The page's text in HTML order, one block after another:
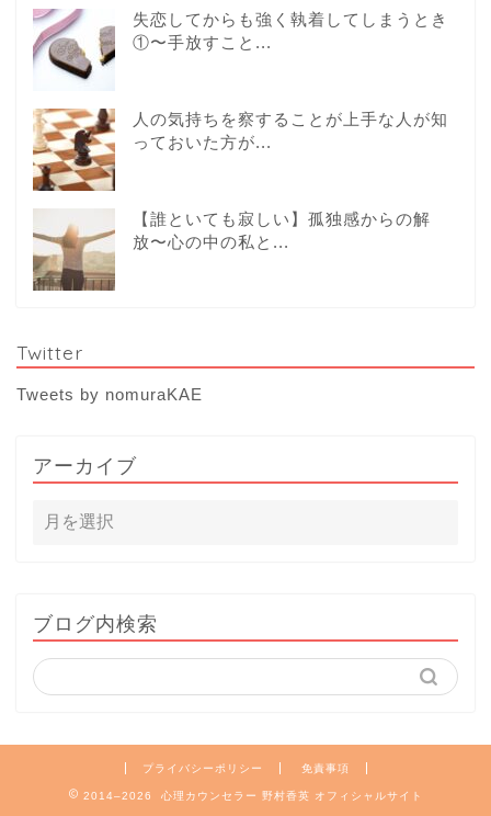
失恋してからも強く執着してしまうとき
①〜手放すこと...
人の気持ちを察することが上手な人が知
っておいた方が...
【誰といても寂しい】孤独感からの解
放〜心の中の私と...
Twitter
Tweets by nomuraKAE
アーカイブ
ブログ内検索
プライバシーポリシー 免責事項
2014–2026 心理カウンセラー 野村香英 オフィシャルサイト